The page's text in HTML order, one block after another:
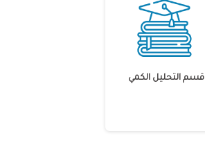
قسم التحليل الكمي